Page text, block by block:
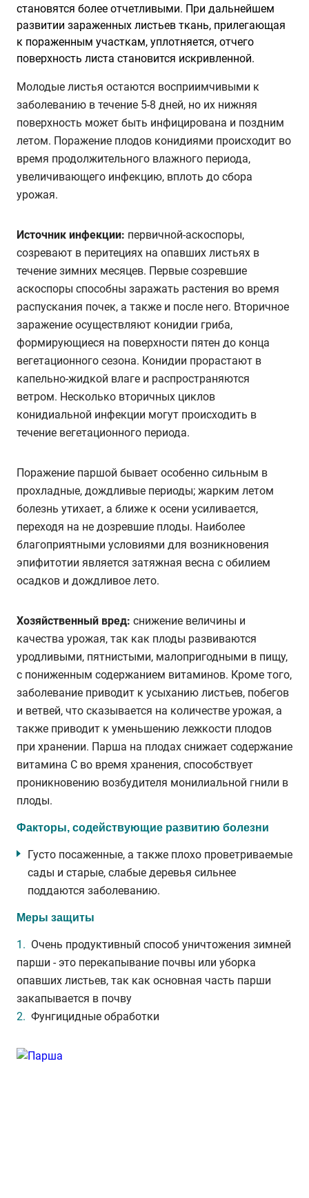
становятся более отчетливыми. При дальнейшем
развитии зараженных листьев ткань, прилегающая
к пораженным участкам, уплотняется, отчего
поверхность листа становится искривленной.
Молодые листья остаются восприимчивыми к
заболеванию в течение 5-8 дней, но их нижняя
поверхность может быть инфицирована и поздним
летом. Поражение плодов конидиями происходит во
время продолжительного влажного периода,
увеличивающего инфекцию, вплоть до сбора
урожая.
Источник инфекции: первичной-аскоспоры,
созревают в перитециях на опавших листьях в
течение зимних месяцев. Первые созревшие
аскоспоры способны заражать растения во время
распускания почек, а также и после него. Вторичное
заражение осуществляют конидии гриба,
формирующиеся на поверхности пятен до конца
вегетационного сезона. Конидии прорастают в
капельно-жидкой влаге и распространяются
ветром. Несколько вторичных циклов
конидиальной инфекции могут происходить в
течение вегетационного периода.
Поражение паршой бывает особенно сильным в
прохладные, дождливые периоды; жарким летом
болезнь утихает, а ближе к осени усиливается,
переходя на не дозревшие плоды. Наиболее
благоприятными условиями для возникновения
эпифитотии является затяжная весна с обилием
осадков и дождливое лето.
Хозяйственный вред: снижение величины и
качества урожая, так как плоды развиваются
уродливыми, пятнистыми, малопригодными в пищу,
с пониженным содержанием витаминов. Кроме того,
заболевание приводит к усыханию листьев, побегов
и ветвей, что сказывается на количестве урожая, а
также приводит к уменьшению лежкости плодов
при хранении. Парша на плодах снижает содержание
витамина С во время хранения, способствует
проникновению возбудителя монилиальной гнили в
плоды.
Факторы, содействующие развитию болезни
Густо посаженные, а также плохо проветриваемые
сады и старые, слабые деревья сильнее
поддаются заболеванию.
Меры защиты
Очень продуктивный способ уничтожения зимней
парши - это перекапывание почвы или уборка
опавших листьев, так как основная часть парши
закапывается в почву
Фунгицидные обработки